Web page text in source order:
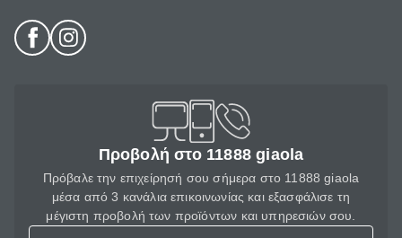
Προβολή στο 11888 giaola
Πρόβαλε την επιχείρησή σου σήμερα στο 11888 giaola
μέσα από 3 κανάλια επικοινωνίας και εξασφάλισε τη
μέγιστη προβολή των προϊόντων και υπηρεσιών σου.